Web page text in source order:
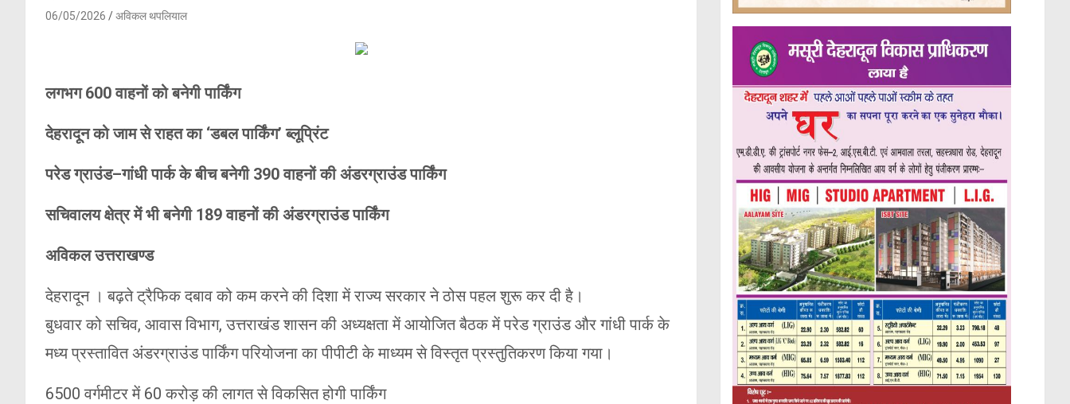
06/05/2026 अविकल थपलियाल
लगभग 600 वाहनों को बनेगी पार्किंग
देहरादून को जाम से राहत का ‘डबल पार्किंग’ ब्लूप्रिंट
परेड ग्राउंड–गांधी पार्क के बीच बनेगी 390 वाहनों की अंडरग्राउंड पार्किंग
सचिवालय क्षेत्र में भी बनेगी 189 वाहनों की अंडरग्राउंड पार्किंग
अविकल उत्तराखण्ड
देहरादून । बढ़ते ट्रैफिक दबाव को कम करने की दिशा में राज्य सरकार ने ठोस पहल शुरू कर दी है।
बुधवार को सचिव, आवास विभाग, उत्तराखंड शासन की अध्यक्षता में आयोजित बैठक में परेड ग्राउंड और गांधी पार्क के
मध्य प्रस्तावित अंडरग्राउंड पार्किंग परियोजना का पीपीटी के माध्यम से विस्तृत प्रस्तुतिकरण किया गया।
6500 वर्गमीटर में 60 करोड़ की लागत से विकसित होगी पार्किंग